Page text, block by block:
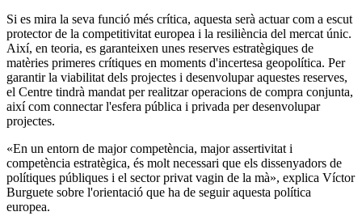
Si es mira la seva funció més crítica, aquesta serà actuar com a escut
protector de la competitivitat europea i la resiliència del mercat únic.
Així, en teoria, es garanteixen unes reserves estratègiques de
matèries primeres crítiques en moments d'incertesa geopolítica. Per
garantir la viabilitat dels projectes i desenvolupar aquestes reserves,
el Centre tindrà mandat per realitzar operacions de compra conjunta,
així com connectar l'esfera pública i privada per desenvolupar
projectes.
«En un entorn de major competència, major assertivitat i
competència estratègica, és molt necessari que els dissenyadors de
polítiques públiques i el sector privat vagin de la mà», explica Víctor
Burguete sobre l'orientació que ha de seguir aquesta política
europea.